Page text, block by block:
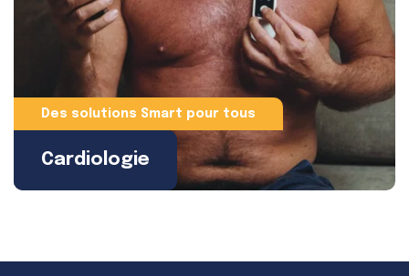
Des solutions Smart pour tous
Cardiologie